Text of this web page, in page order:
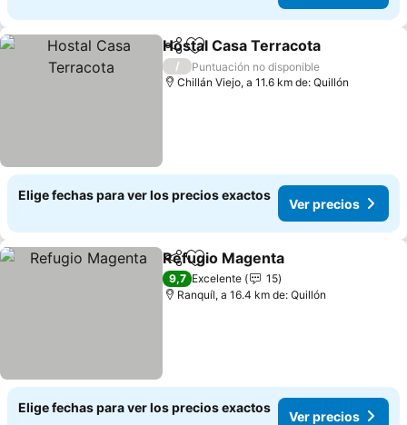
CompartirAgregar a favoritos
Hostal Casa Terracota
/
Puntuación no disponible
Chillán Viejo, a 11.6 km de: Quillón
Elige fechas para ver los precios exactos
Ver precios
CompartirAgregar a favoritos
Refugio Magenta
9,7 Excelente
15
Ranquíl, a 16.4 km de: Quillón
Elige fechas para ver los precios exactos
Ver precios